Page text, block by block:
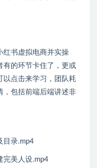
红书虚拟电商并实操
有的环节卡住了，更或
以点击来学习，团队耗
，包括前端后端讲述非
目录.mp4
完美人设.mp4